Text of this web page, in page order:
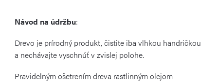
Návod na údržbu:
Drevo je prírodný produkt, čistite iba vlhkou handričkou
a nechávajte vyschnúť v zvislej polohe.
Pravidelným ošetrením dreva rastlinným olejom